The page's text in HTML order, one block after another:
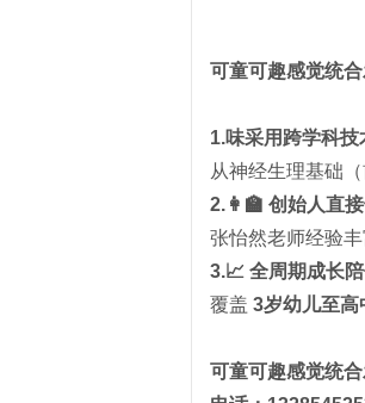
可童可趣感觉统
1.味采用跨学科技
从神经生理基础
2.👩‍🏫 创始人直
张怡然老师经验
3.📈 全周期成长
覆盖 3岁幼儿至高
可童可趣感觉统